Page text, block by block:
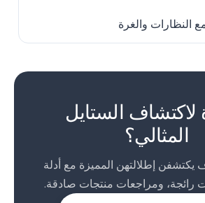
النظارات والغرة
لاكتشاف الستايل
المثالي؟
يكتشفن إطلالتهن المميزة مع أدلة
رائجة، ومراجعات منتجات صادقة.